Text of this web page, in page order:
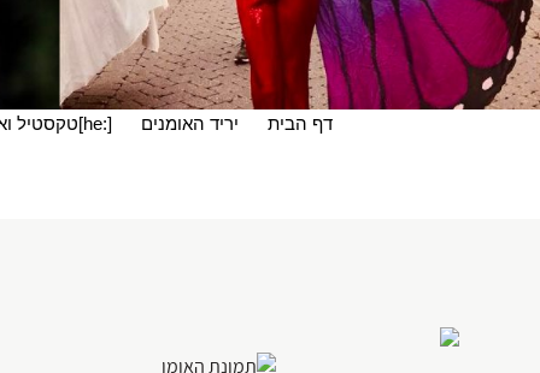
דף הבית יריד האומנים [:he]טקסטיל ואופנה[:en]Textile & Fashion[:]